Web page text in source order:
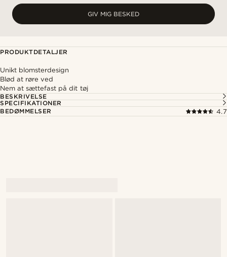
GIV MIG BESKED
PRODUKTDETALJER
Unikt blomsterdesign
Blød at røre ved
Nem at sættefast på dit tøj
BESKRIVELSE
SPECIFIKATIONER
BEDØMMELSER
4.7